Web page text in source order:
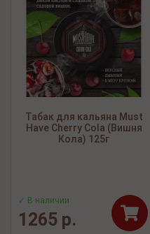
Табак для кальяна Must
Have Cherry Cola (Вишня
Кола) 125г
✓ В наличии
1265 р.